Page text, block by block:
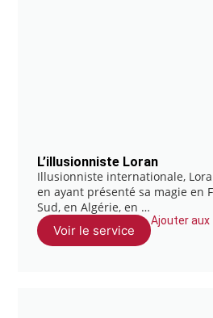
L’illusionniste Loran
Illusionniste internationale,
en ayant présenté sa magie en
Sud, en Algérie, en …
Voir le service
Ajouter aux